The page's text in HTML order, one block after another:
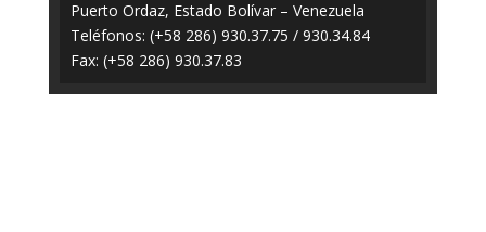
Puerto Ordaz, Estado Bolívar – Venezuela
Teléfonos: (+58 286) 930.37.75 / 930.34.84
Fax: (+58 286) 930.37.83